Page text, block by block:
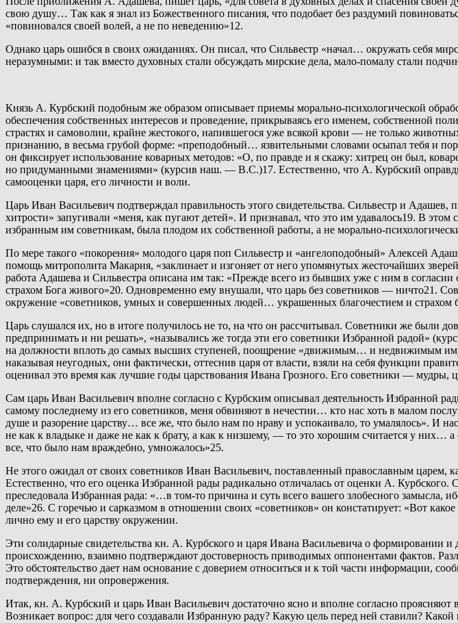
свою душу… Так как я знал из Божественного писания, что подобает без раздумий
«повиновался своей волей, а не по неведению»12.
Однако царь ошибся в своих ожиданиях. Он писал, что Сильвестр «начал… окружать себя
неразумными: и так вместо духовных стали обсуждать мирские дела, мало-помалу стали
Князь А. Курбский подобным же образом описывает приемы морально-психологической
обеспечения собственных интересов и проведение, прикрываясь его именем, собственной
страстях и самоволии, крайне жестокого, напившегося уже всякой крови — не только
признанию, в весьма грубой форме: «преподобный… язвительными словами осыпал тебя и
он фиксирует использование коварных методов: «О, по правде и я скажу: хитрец он был,
но придуманными знамениями» (курсив наш. — В.С.)17. Естественно, что А. Курбский
самооценки царя, его личности и воли.
Царь Иван Васильевич подтверждал правильность этого свидетельства. Сильвестр и
хитрости» запугивали «меня, как пугают детей». И признавал, что это им удавалось19. В
избранным им советникам, была плодом их собственной работы, а не морально-
По мере такого «покорения» молодого царя поп Сильвестр и «ангелоподобный» Алексей
помощь митрополита Макария, «заклинает и изгоняет от него упомянутых жесточайших
работа Адашева и Сильвестра описана им так: «Прежде всего из бывших уже с ним в
страхом Бога живого»20. Одновременно ему внушали, что царь без советников — ничто21.
окружение «советников, умных и совершенных людей… украшенных благочестием и
Царь слушался их, но в итоге получилось не то, на что он рассчитывал. Советники же были
предпринимать и ни решать», «назывались же тогда эти его советники Избранной радой»
на должности вплоть до самых высших ступеней, поощрение «движимым… и недвижимым
наказывая неугодных, они фактически, оттеснив царя от власти, взяли на себя функции
оценивал это время как лучшие годы царствования Ивана Грозного. Его советники — мудры,
Сам царь Иван Васильевич вполне согласно с Курбским описывал деятельность Избранной
самому последнему из его советников, меня обвиняют в нечестии… кто нас хоть в малом
душе и разорение царству… все же, что было нам по нраву и успокаивало, то умалялось». И
не как к владыке и даже не как к брату, а как к низшему, — то это хорошим считается у них…
все, что было нам враждебно, умножалось»25.
Не этого ожидал от своих советников Иван Васильевич, поставленный православным
Естественно, что его оценка Избранной рады радикально отличалась от оценки А.
преследовала Избранная рада: «…в том-то причина и суть всего вашего злобесного
деле»26. С горечью и сарказмом в отношении своих «советников» он констатирует: «Вот
лично ему и его царству окружении.
Эти солидарные свидетельства кн. А. Курбского и царя Ивана Васильевича о формировании
происхождению, взаимно подтверждают достоверность приводимых оппонентами фактов.
Это обстоятельство дает нам основание с доверием относиться и к той части информации,
подтверждения, ни опровержения.
Итак, кн. А. Курбский и царь Иван Васильевич достаточно ясно и вполне согласно
Возникает вопрос: для чего создавали Избранную раду? Какую цель перед ней ставили?